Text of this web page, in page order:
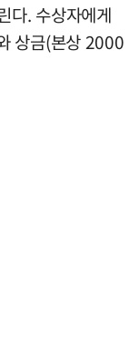
다. 수상자에게
상금(본상 2000